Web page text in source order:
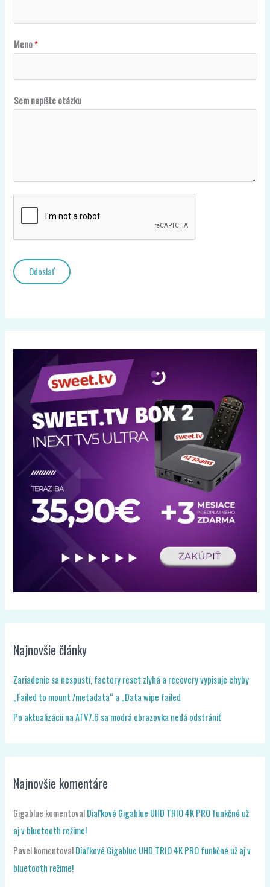
/
/
4
Meno*
Sem napíšte otázku
Odoslať
Najnovšie články
Zariadenie sa nespustí, factory reset zlyhá a recovery vypisuje chyby
„Failed to mount /metadata“ a „Data wipe failed
Po aktualizácii na ATV7.6 sa modrá obrazovka nedá odstrániť
Najnovšie komentáre
Gigablue komentovalDiaľkové Gigablue UHD TRIO 4K PRO funkčné už
aj v bluetooth režime!
PavelkomentovalDiaľkové Gigablue UHD TRIO 4K PRO funkčné už aj v
bluetooth režime!